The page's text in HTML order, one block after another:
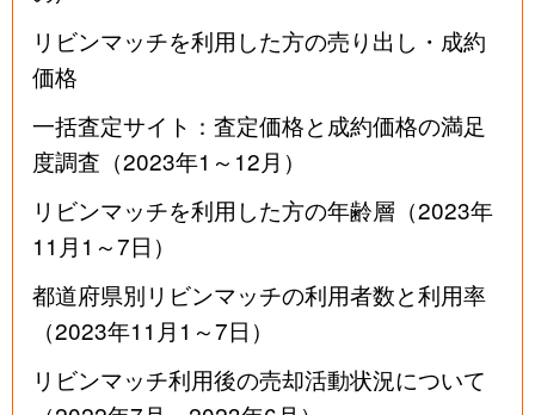
リビンマッチを利用した方の売り出し・成約
価格
一括査定サイト：査定価格と成約価格の満足
度調査（2023年1～12月）
リビンマッチを利用した方の年齢層（2023年
11月1～7日）
都道府県別リビンマッチの利用者数と利用率
（2023年11月1～7日）
リビンマッチ利用後の売却活動状況について